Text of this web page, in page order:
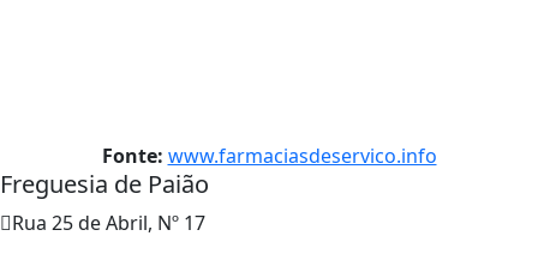
Fonte: www.farmaciasdeservico.info
Freguesia de Paião
Rua 25 de Abril, Nº 17